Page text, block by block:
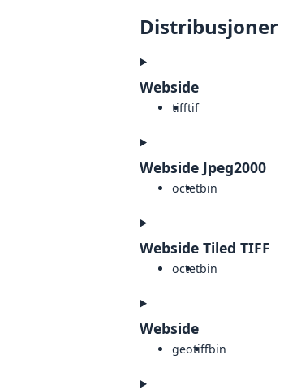
Distribusjoner
Webside
tifftif
Webside Jpeg2000
octetbin
Webside Tiled TIFF
octetbin
Webside
geotiffbin